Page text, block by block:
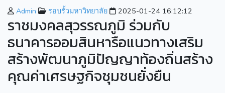
Admin รอบรั้วมหาวิทยาลัย 2025-01-24 16:12:12
ราชมงคลสุวรรณภูมิ ร่วมกับ
ธนาคารออมสินหารือแนวทางเสริม
สร้างพัฒนาภูมิปัญญาท้องถิ่นสร้าง
คุณค่าเศรษฐกิจชุมชนยั่งยืน